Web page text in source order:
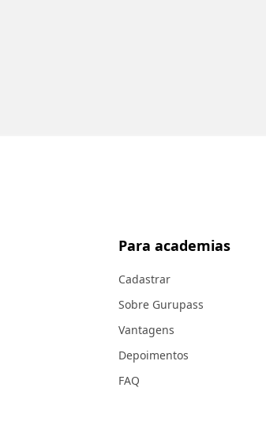
Para academias
Cadastrar
Sobre Gurupass
Vantagens
Depoimentos
FAQ